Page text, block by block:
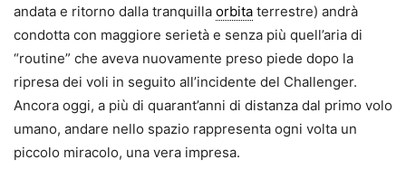
andata e ritorno dalla tranquilla orbita terrestre) andrà
condotta con maggiore serietà e senza più quell’aria di
“routine” che aveva nuovamente preso piede dopo la
ripresa dei voli in seguito all’incidente del Challenger.
Ancora oggi, a più di quarant’anni di distanza dal primo volo
umano, andare nello spazio rappresenta ogni volta un
piccolo miracolo, una vera impresa.